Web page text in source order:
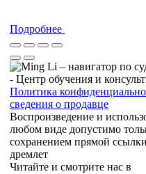
Подробнее
- Центр обучения и
Политика
сведения о продавце
Воспроизведение и
любом виде допустимо
сохранением прямой ссылки
дремлет
Читайте и смотрите нас в